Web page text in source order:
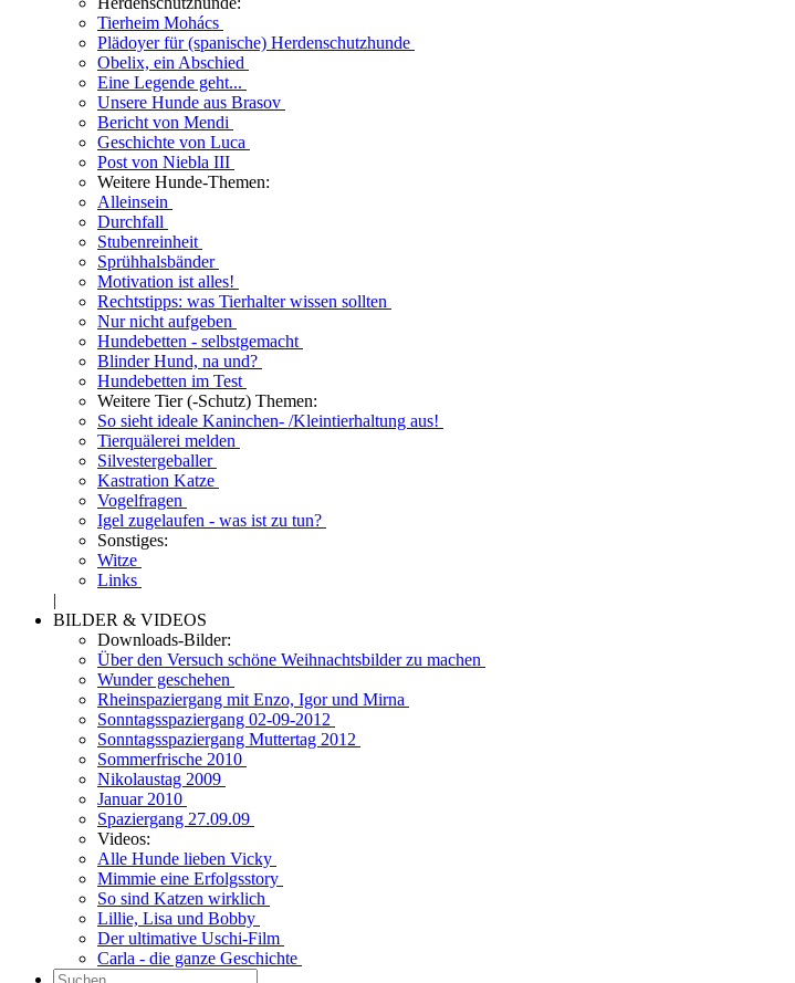
Tierheim Mohács
Plädoyer für (spanische) Herdenschutzhunde
Obelix, ein Abschied
Eine Legende geht...
Unsere Hunde aus Brasov
Bericht von Mendi
Geschichte von Luca
Post von Niebla III
Weitere Hunde-Themen:
Alleinsein
Durchfall
Stubenreinheit
Sprühhalsbänder
Motivation ist alles!
Rechtstipps: was Tierhalter wissen sollten
Nur nicht aufgeben
Hundebetten - selbstgemacht
Blinder Hund, na und?
Hundebetten im Test
Weitere Tier (-Schutz) Themen:
So sieht ideale Kaninchen- /Kleintierhaltung aus!
Tierquälerei melden
Silvestergeballer
Kastration Katze
Vogelfragen
Igel zugelaufen - was ist zu tun?
Sonstiges:
Witze
Links
|
BILDER & VIDEOS
Downloads-Bilder:
Über den Versuch schöne Weihnachtsbilder zu machen
Wunder geschehen
Rheinspaziergang mit Enzo, Igor und Mirna
Sonntagsspaziergang 02-09-2012
Sonntagsspaziergang Muttertag 2012
Sommerfrische 2010
Nikolaustag 2009
Januar 2010
Spaziergang 27.09.09
Videos:
Alle Hunde lieben Vicky
Mimmie eine Erfolgsstory
So sind Katzen wirklich
Lillie, Lisa und Bobby
Der ultimative Uschi-Film
Carla - die ganze Geschichte